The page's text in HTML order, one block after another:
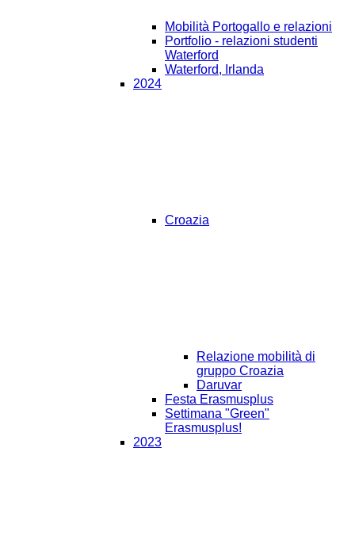
Mobilità Portogallo e relazioni
Portfolio - relazioni studenti
Waterford
Waterford, Irlanda
2024
Croazia
Relazione mobilità di
gruppo Croazia
Daruvar
Festa Erasmusplus
Settimana "Green"
Erasmusplus!
2023